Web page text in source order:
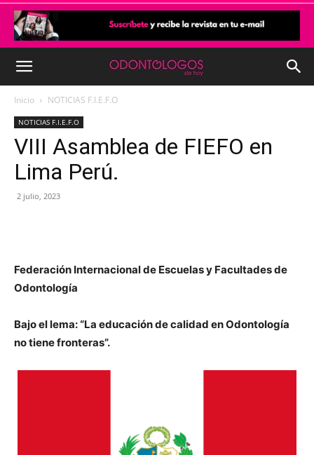
Inicio NOTICIAS F.I.E.F.O
NOTICIAS F.I.E.F.O
VIII Asamblea de FIEFO en
Lima Perú.
2 julio, 2023
Federación Internacional de Escuelas y Facultades de
Odontología
Bajo el lema: “La educación de calidad en Odontología
no tiene fronteras”.